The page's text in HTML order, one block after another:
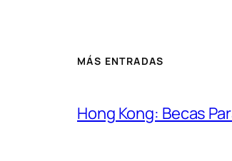
MÁS ENTRADAS
Hong Kong: Becas